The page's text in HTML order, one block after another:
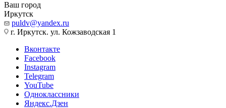
Ваш город
Иркутск
puldv@yandex.ru
г. Иркутск. ул. Кожзаводская 1
Вконтакте
Facebook
Instagram
Telegram
YouTube
Одноклассники
Яндекс.Дзен